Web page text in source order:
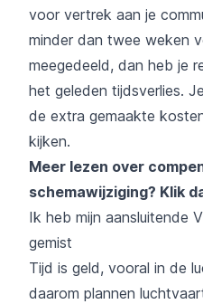
voor vertrek aan je
minder dan twee weken
meegedeeld, dan heb je
het geleden tijdsverlies.
de extra gemaakte
kijken.
Meer lezen over
schemawijziging? Klik
Ik heb mijn aansluitende
gemist
Tijd is geld, vooral in de
daarom plannen